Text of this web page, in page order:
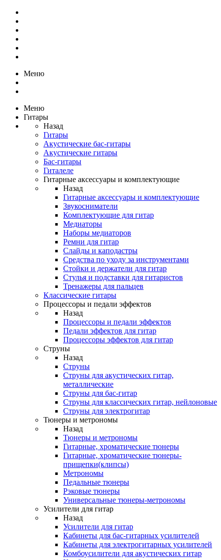
Меню
Меню
Гитары
Назад
Гитары
Акустические бас-гитары
Акустические гитары
Бас-гитары
Гиталеле
Гитарные аксессуары и комплектующие
Назад
Гитарные аксессуары и комплектующие
Звукосниматели
Комплектующие для гитар
Медиаторы
Наборы медиаторов
Ремни для гитар
Слайды и каподастры
Средства по уходу за инструментами
Стойки и держатели для гитар
Стулья и подставки для гитаристов
Тренажеры для пальцев
Классические гитары
Процессоры и педали эффектов
Назад
Процессоры и педали эффектов
Педали эффектов для гитар
Процессоры эффектов для гитар
Струны
Назад
Струны
Струны для акустических гитар,
металлические
Струны для бас-гитар
Струны для классических гитар, нейлоновые
Струны для электрогитар
Тюнеры и метрономы
Назад
Тюнеры и метрономы
Гитарные, хроматические тюнеры
Гитарные, хроматические тюнеры-
прищепки(клипсы)
Метрономы
Педальные тюнеры
Рэковые тюнеры
Универсальные тюнеры-метрономы
Усилители для гитар
Назад
Усилители для гитар
Кабинеты для бас-гитарных усилителей
Кабинеты для электрогитарных усилителей
Комбоусилители для акустических гитар